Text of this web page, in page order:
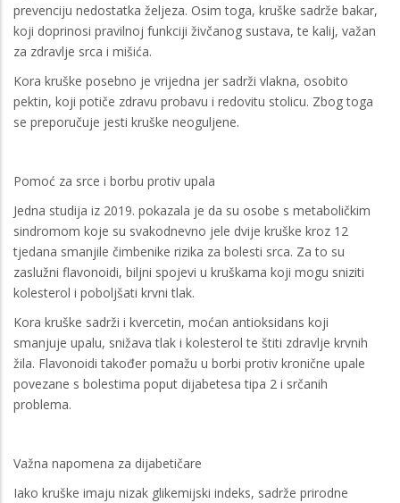
prevenciju nedostatka željeza. Osim toga, kruške sadrže bakar,
koji doprinosi pravilnoj funkciji živčanog sustava, te kalij, važan
za zdravlje srca i mišića.
Kora kruške posebno je vrijedna jer sadrži vlakna, osobito
pektin, koji potiče zdravu probavu i redovitu stolicu. Zbog toga
se preporučuje jesti kruške neoguljene.
Pomoć za srce i borbu protiv upala
Jedna studija iz 2019. pokazala je da su osobe s metaboličkim
sindromom koje su svakodnevno jele dvije kruške kroz 12
tjedana smanjile čimbenike rizika za bolesti srca. Za to su
zaslužni flavonoidi, biljni spojevi u kruškama koji mogu sniziti
kolesterol i poboljšati krvni tlak.
Kora kruške sadrži i kvercetin, moćan antioksidans koji
smanjuje upalu, snižava tlak i kolesterol te štiti zdravlje krvnih
žila. Flavonoidi također pomažu u borbi protiv kronične upale
povezane s bolestima poput dijabetesa tipa 2 i srčanih
problema.
Važna napomena za dijabetičare
Iako kruške imaju nizak glikemijski indeks, sadrže prirodne